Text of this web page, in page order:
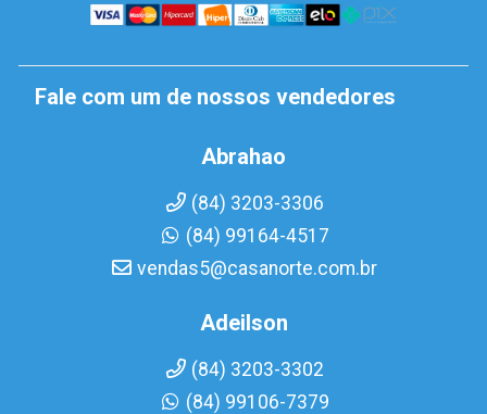
Fale com um de nossos vendedores
Abrahao
(84) 3203-3306
(84) 99164-4517
vendas5@casanorte.com.br
Adeilson
(84) 3203-3302
(84) 99106-7379